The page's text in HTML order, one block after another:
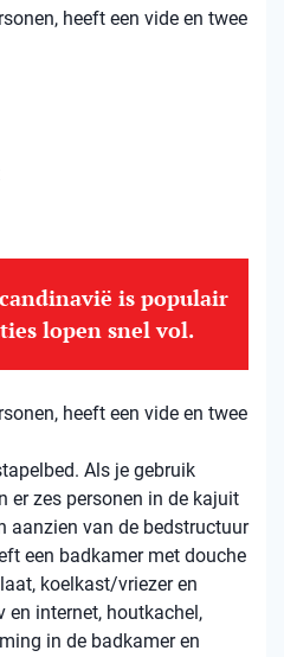
heeft een vide en twee
is populair
lopen snel vol.
heeft een vide en twee
Als je gebruik
er zes personen in de kajuit
aanzien van de bedstructuur
een badkamer met douche
koelkast/vriezer en
en internet, houtkachel,
in de badkamer en